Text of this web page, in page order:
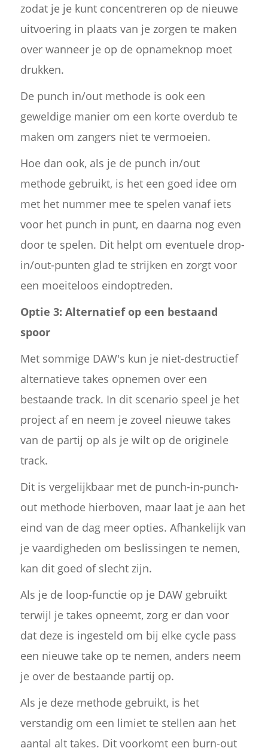
zodat je je kunt concentreren op de nieuwe
uitvoering in plaats van je zorgen te maken
over wanneer je op de opnameknop moet
drukken.
De punch in/out methode is ook een
geweldige manier om een korte overdub te
maken om zangers niet te vermoeien.
Hoe dan ook, als je de punch in/out
methode gebruikt, is het een goed idee om
met het nummer mee te spelen vanaf iets
voor het punch in punt, en daarna nog even
door te spelen. Dit helpt om eventuele drop-
in/out-punten glad te strijken en zorgt voor
een moeiteloos eindoptreden.
Optie 3: Alternatief op een bestaand
spoor
Met sommige DAW's kun je niet-destructief
alternatieve takes opnemen over een
bestaande track. In dit scenario speel je het
project af en neem je zoveel nieuwe takes
van de partij op als je wilt op de originele
track.
Dit is vergelijkbaar met de punch-in-punch-
out methode hierboven, maar laat je aan het
eind van de dag meer opties. Afhankelijk van
je vaardigheden om beslissingen te nemen,
kan dit goed of slecht zijn.
Als je de loop-functie op je DAW gebruikt
terwijl je takes opneemt, zorg er dan voor
dat deze is ingesteld om bij elke cycle pass
een nieuwe take op te nemen, anders neem
je over de bestaande partij op.
Als je deze methode gebruikt, is het
verstandig om een limiet te stellen aan het
aantal alt takes. Dit voorkomt een burn-out